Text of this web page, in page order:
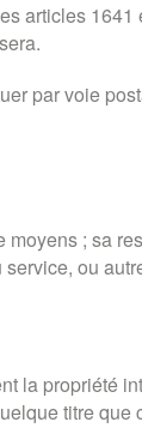
articles
par voie
; sa
ou
la propriété
titre